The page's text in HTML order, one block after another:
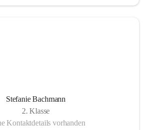
Stefanie Bachmann
2. Klasse
Kontaktdetails vorhanden